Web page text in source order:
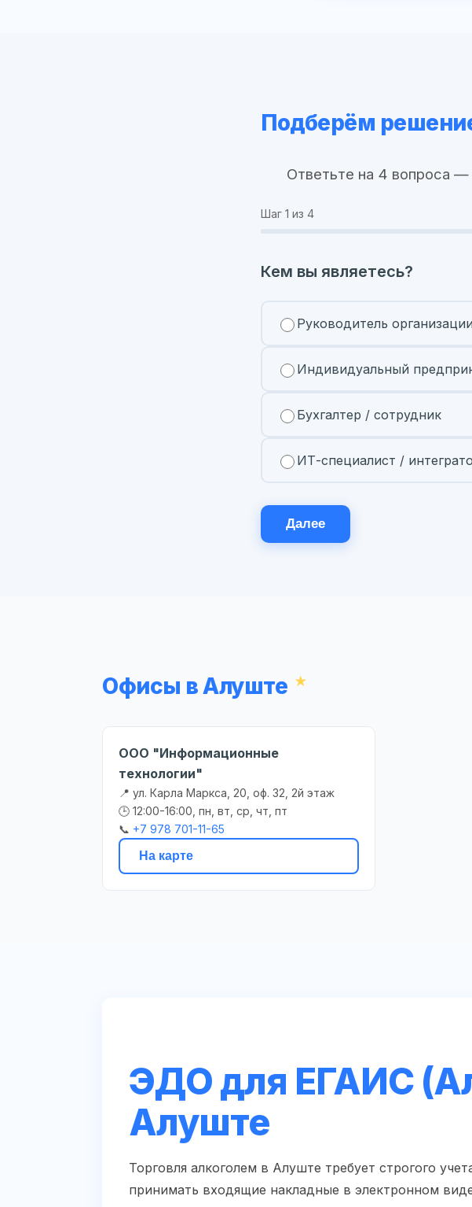
Подберём
Ответьте на 4 вопроса
Шаг 1 из 4
Кем вы являетесь?
Руководитель
Индивидуальный
Бухгалтер / сотрудник
ИТ-специалист /
Далее
Офисы в Алуште
ООО "Информационные
технологии"
📍 ул. Карла Маркса, 20, оф. 32, 2й этаж
🕒 12:00-16:00, пн, вт, ср, чт, пт
📞 +7 978 701-11-65
На карте
ЭДО для ЕГАИС
Алуште
Торговля алкоголем в Алуште требует строгого
принимать входящие накладные в электронном